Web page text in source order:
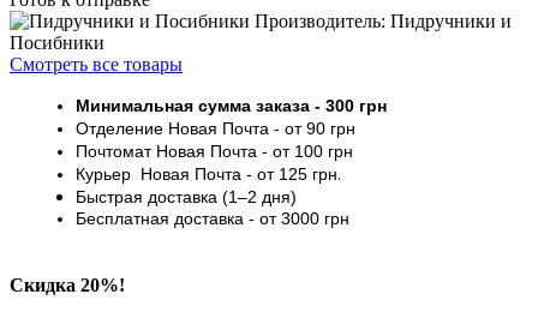
Производитель: Пидручники и
Посибники
Смотреть все товары
Минимальная сумма заказа - 300 грн
Отделение Новая Почта - от 90 грн
ПочтоматНовая Почта - от 100 грн
Курьер Новая Почта - от 125 грн.
Быстрая доставка (1–2 дня)
Бесплатная доставка - от 3000 грн
Скидка 20%!